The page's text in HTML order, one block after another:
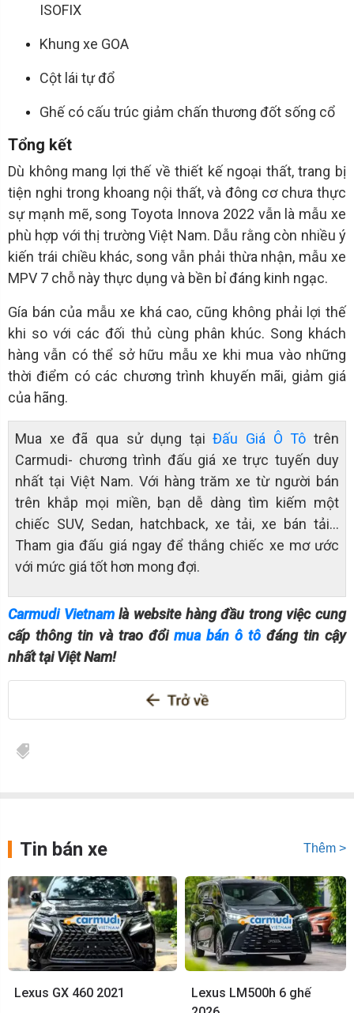
ISOFIX
Khung xe GOA
Cột lái tự đổ
Ghế có cấu trúc giảm chấn thương đốt sống cổ
Tổng kết
Dù không mang lợi thế về thiết kế ngoại thất, trang bị
tiện nghi trong khoang nội thất, và đông cơ chưa thực
sự mạnh mẽ, song Toyota Innova 2022 vẫn là mẫu xe
phù hợp với thị trường Việt Nam. Dẫu rằng còn nhiều ý
kiến trái chiều khác, song vẫn phải thừa nhận, mẫu xe
MPV 7 chỗ này thực dụng và bền bỉ đáng kinh ngạc.
Gía bán của mẫu xe khá cao, cũng không phải lợi thế
khi so với các đối thủ cùng phân khúc. Song khách
hàng vẫn có thể sở hữu mẫu xe khi mua vào những
thời điểm có các chương trình khuyến mãi, giảm giá
của hãng.
Mua xe đã qua sử dụng tạiĐấu Giá Ô Tô trên
Carmudi- chương trình đấu giá xe trực tuyến duy
nhất tại Việt Nam. Với hàng trăm xe từ người bán
trên khắp mọi miền, bạn dễ dàng tìm kiếm một
chiếc SUV, Sedan, hatchback, xe tải, xe bán tải…
Tham gia đấu giá ngay để thắng chiếc xe mơ ước
với mức giá tốt hơn mong đợi.
Carmudi Vietnamlà website hàng đầu trong việc cung
cấp thông tin và trao đổi mua bán ô tô đáng tin cậy
nhất tại Việt Nam!
Tin bán xe Thêm >
Lexus GX 460 2021
Lexus LM500h 6 ghế